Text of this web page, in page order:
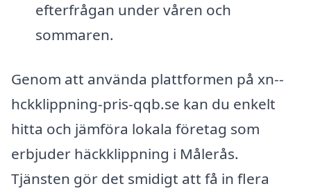
efterfrågan under våren och
sommaren.
Genom att använda plattformen på xn--
hckklippning-pris-qqb.se kan du enkelt
hitta och jämföra lokala företag som
erbjuder häckklippning i Målerås.
Tjänsten gör det smidigt att få in flera